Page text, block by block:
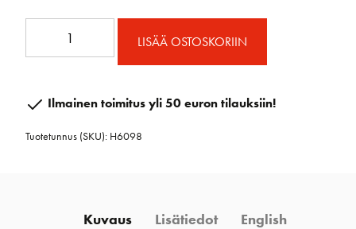
Falliploki
määrä
LISÄÄ OSTOSKORIIN
Ilmainen toimitus yli 50 euron tilauksiin!
Tuotetunnus (SKU): H6098
Kuvaus Lisätiedot English